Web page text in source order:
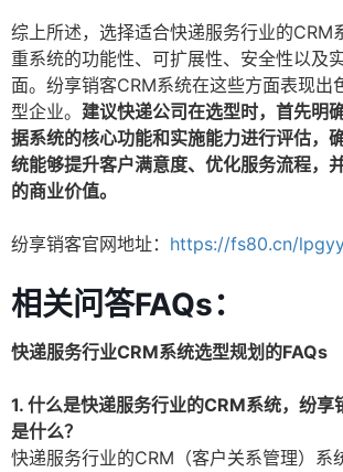
综上所述，选择适合快递服务行业的CRM
重系统的功能性、可扩展性、安全性以及
面。纷享销客CRM系统在这些方面表现出
型企业。 建议快递公司在选型时，首先明
据系统的核心功能和实施能力进行评估，
统能够提升客户满意度、优化服务流程，
的商业价值。
纷享销客官网地址： https://fs80.cn/
相关问答FAQs：
快递服务行业CRM系统选型规划的FAQs
1. 什么是快递服务行业的CRM系统，纷享
是什么？
快递服务行业的CRM（客户关系管理）系